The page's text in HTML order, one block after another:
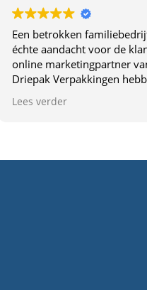
Een betrokken
échte aandacht voor de
online marketingpartner
Driepak Verpakkingen
uniek maakt. Dit
Lees verder